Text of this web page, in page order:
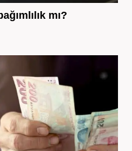
mı?